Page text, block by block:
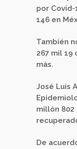
por Covid-
146 en
También
267 mil 19
más.
José Luis
millón 802
De